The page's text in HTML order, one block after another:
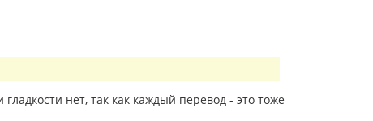
нет, так как каждый перевод - это тоже